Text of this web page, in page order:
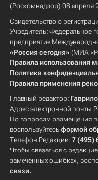
(Роскомнадзор) 08 апреля
Свидетельство о
Учредитель: Федеральное
предприятие
«Россия сегодня» (МИА
Правила использования
Политика
Правила применения
Главный редактор:
Адрес электронной почты
По вопросам размещения
воспользуйтесьформой
Телефон Редакции: 7 (495)
Чтобы связаться с
замеченных ошибках,
связи.